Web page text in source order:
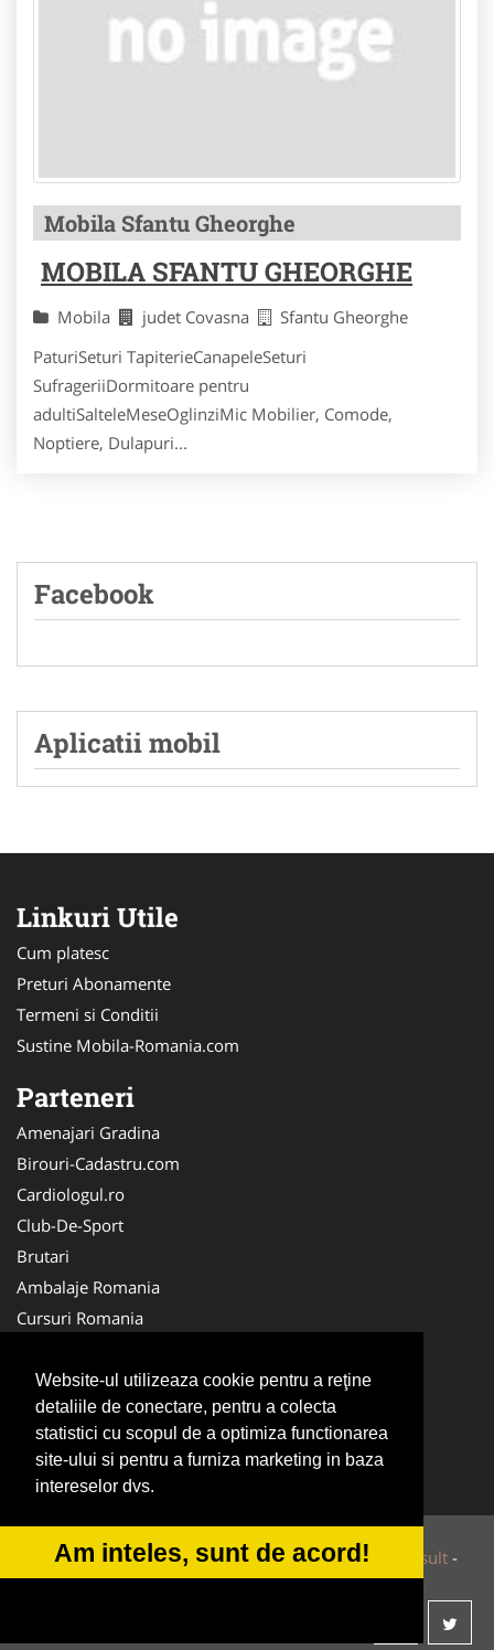
Website-ul utilizeaza cookie pentru a reţine
detaliile de conectare, pentru a colecta
statistici cu scopul de a optimiza functionarea
site-ului si pentru a furniza marketing in baza
intereselor dvs.
Am inteles, sunt de acord!
Mobila Sfantu Gheorghe
MOBILA SFANTU GHEORGHE
Mobila judet Covasna
Sfantu Gheorghe
PaturiSeturi TapiterieCanapeleSeturi
SufrageriiDormitoare pentru
adultiSalteleMeseOglinziMic Mobilier, Comode,
Noptiere, Dulapuri...
Facebook
Aplicatii mobil
Linkuri Utile
Cum platesc
Preturi Abonamente
Termeni si Conditii
Sustine Mobila-Romania.com
Parteneri
Amenajari Gradina
Birouri-Cadastru.com
Cardiologul.ro
Club-De-Sport
Brutari
Ambalaje Romania
Cursuri Romania
Medici Familie
Alpinist Utilitar
Camin-Varstnici.ro
CentruInchirieri.ro
© 2014-2025 Powered byVilonMedia&Tokaido Consult -
ANPC SOL